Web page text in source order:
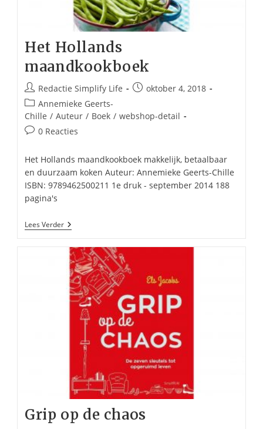
Het Hollands
maandkookboek
Bericht
auteur:
Redactie Simplify Life
Bericht
op:
oktober 4, 2018
Berichtcategorie:
Annemieke Geerts-
Chille / Auteur / Boek / webshop-detail
Bericht0 Reacties
Het Hollands maandkookboek makkelijk, betaalbaar
en duurzaam koken Auteur: Annemieke Geerts-Chille
ISBN: 9789462500211 1e druk - september 2014 188
pagina's
Lees VerderHet
Hollands
Grip op de chaos